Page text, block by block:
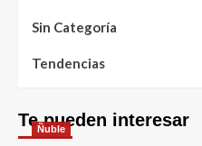
Sin Categoría
Tendencias
Te pueden interesar
Ñuble